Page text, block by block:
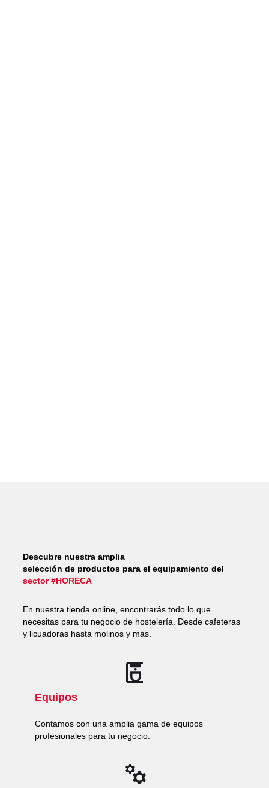
Descubre nuestra amplia
selección de productos para el equipamiento del
sector #HORECA
En nuestra tienda online, encontrarás todo lo que
necesitas para tu negocio de hostelería. Desde cafeteras
y licuadoras hasta molinos y más.
Equipos
Contamos con una amplia gama de equipos
profesionales para tu negocio.